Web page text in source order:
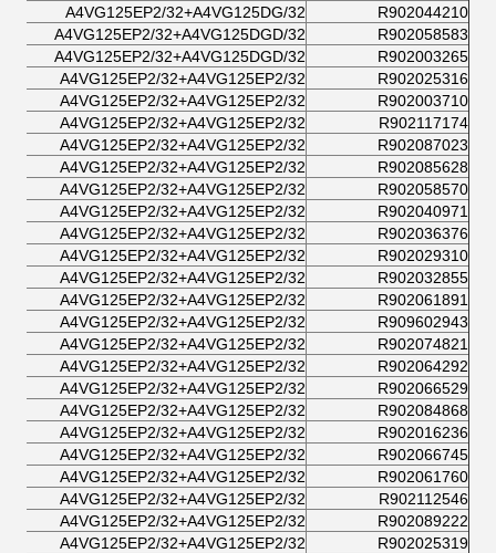
R902044210
A4VG125EP2/32+A4VG125DG/32
R902058583
A4VG125EP2/32+A4VG125DGD/32
R902003265
A4VG125EP2/32+A4VG125DGD/32
R902025316
A4VG125EP2/32+A4VG125EP2/32
R902003710
A4VG125EP2/32+A4VG125EP2/32
R902117174
A4VG125EP2/32+A4VG125EP2/32
R902087023
A4VG125EP2/32+A4VG125EP2/32
R902085628
A4VG125EP2/32+A4VG125EP2/32
R902058570
A4VG125EP2/32+A4VG125EP2/32
R902040971
A4VG125EP2/32+A4VG125EP2/32
R902036376
A4VG125EP2/32+A4VG125EP2/32
R902029310
A4VG125EP2/32+A4VG125EP2/32
R902032855
A4VG125EP2/32+A4VG125EP2/32
R902061891
A4VG125EP2/32+A4VG125EP2/32
R909602943
A4VG125EP2/32+A4VG125EP2/32
R902074821
A4VG125EP2/32+A4VG125EP2/32
R902064292
A4VG125EP2/32+A4VG125EP2/32
R902066529
A4VG125EP2/32+A4VG125EP2/32
R902084868
A4VG125EP2/32+A4VG125EP2/32
R902016236
A4VG125EP2/32+A4VG125EP2/32
R902066745
A4VG125EP2/32+A4VG125EP2/32
R902061760
A4VG125EP2/32+A4VG125EP2/32
R902112546
A4VG125EP2/32+A4VG125EP2/32
R902089222
A4VG125EP2/32+A4VG125EP2/32
R902025319
A4VG125EP2/32+A4VG125EP2/32